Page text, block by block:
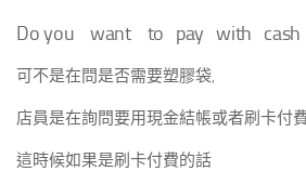
Do you want to pay with cash
可不是在問是否需要塑膠袋,
店員是在詢問要用現金結帳或者刷卡付
這時候如果是刷卡付費的話